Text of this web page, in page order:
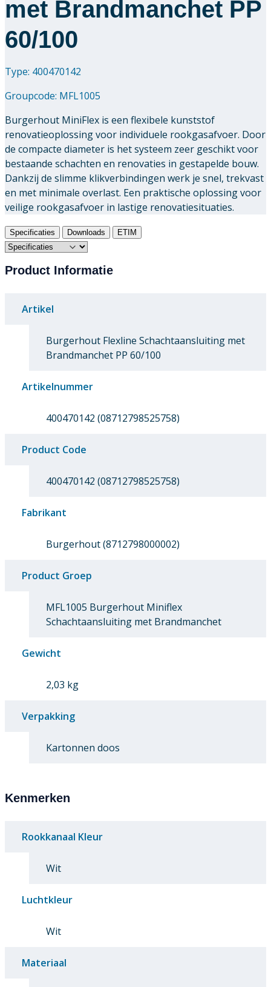
met Brandmanchet PP
60/100
Type: 400470142
Groupcode: MFL1005
Burgerhout MiniFlex is een flexibele kunststof
renovatieoplossing voor individuele rookgasafvoer. Door
de compacte diameter is het systeem zeer geschikt voor
bestaande schachten en renovaties in gestapelde bouw.
Dankzij de slimme klikverbindingen werk je snel, trekvast
en met minimale overlast. Een praktische oplossing voor
veilige rookgasafvoer in lastige renovatiesituaties.
Specificaties Downloads ETIM
Product Informatie
Artikel
Burgerhout Flexline Schachtaansluiting met
Brandmanchet PP 60/100
Artikelnummer
400470142 (08712798525758)
Product Code
400470142 (08712798525758)
Fabrikant
Burgerhout (8712798000002)
Product Groep
MFL1005 Burgerhout Miniflex
Schachtaansluiting met Brandmanchet
Gewicht
2,03 kg
Verpakking
Kartonnen doos
Kenmerken
Rookkanaal Kleur
Wit
Luchtkleur
Wit
Materiaal